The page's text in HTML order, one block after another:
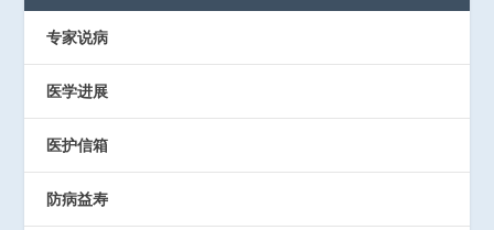
专家说病
医学进展
医护信箱
防病益寿